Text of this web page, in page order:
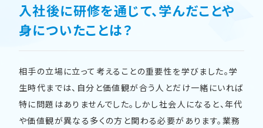
入社後に研修を通じて、学んだことや
身についたことは？
相手の立場に立って考えることの重要性を学びました。学
生時代までは、自分と価値観が合う人とだけ一緒にいれば
特に問題はありませんでした。しかし社会人になると、年代
や価値観が異なる多くの方と関わる必要があります。業務